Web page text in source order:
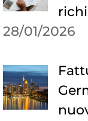
28/01/2026